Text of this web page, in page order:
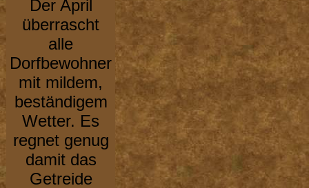
Der April
überrascht
alle
Dorfbewohner
mit mildem,
beständigem
Wetter. Es
regnet genug
damit das
Getreide